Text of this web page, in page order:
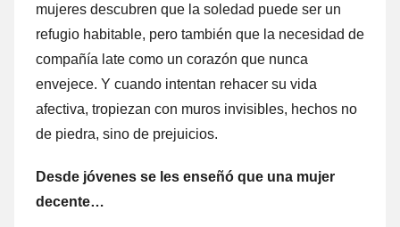
mujeres descubren que la soledad puede ser un
refugio habitable, pero también que la necesidad de
compañía late como un corazón que nunca
envejece. Y cuando intentan rehacer su vida
afectiva, tropiezan con muros invisibles, hechos no
de piedra, sino de prejuicios.
Desde jóvenes se les enseñó que una mujer
decente…